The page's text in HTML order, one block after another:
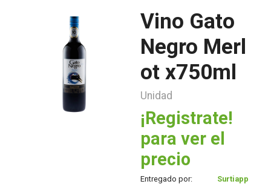
Vino Gato
Negro Merl
ot x750ml
Unidad
¡Registrate!
para ver el
precio
Entregado por: Surtiapp